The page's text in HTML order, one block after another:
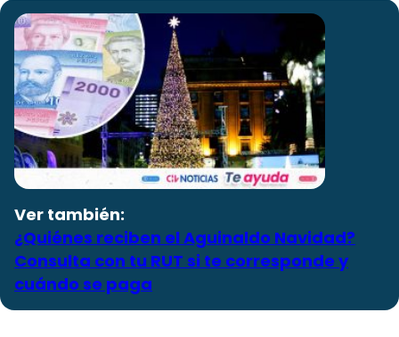
Ver también:
¿Quiénes reciben el Aguinaldo Navidad?
Consulta con tu RUT si te corresponde y
cuándo se paga